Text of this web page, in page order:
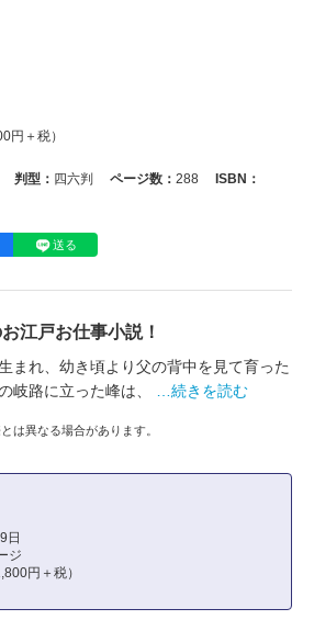
円＋税）
判型： 四六判 ページ数： 288
ISBN：
送る
江戸お仕事小説！
まれ、幼き頃より父の背中を見て育った
岐路に立った峰は、
…続きを読む
は異なる場合があります。
日
ジ
円＋税）